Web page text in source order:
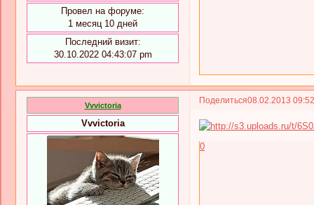
Провел на форуме:
1 месяц 10 дней
Последний визит:
30.10.2022 04:43:07 pm
Поделиться08.02.2013
Vvvictoria
Vvvictoria
0